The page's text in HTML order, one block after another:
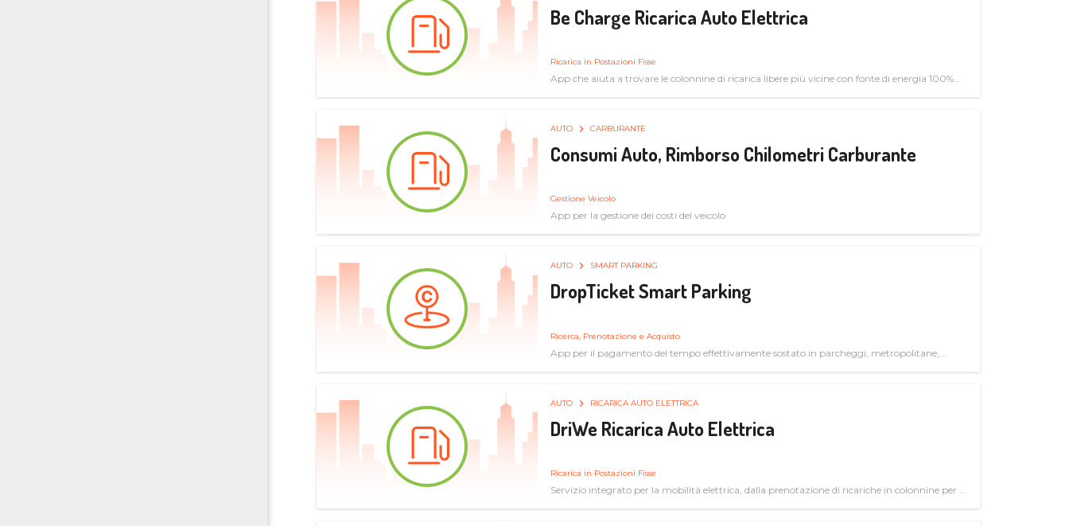
Be Charge Ricarica Auto Elettrica
Ricarica in Postazioni Fisse
App che aiuta a trovare le colonnine di ricarica libere più vicine con fonte di energia 100%
AUTO CARBURANTE
Consumi Auto, Rimborso Chilometri Carburante
Gestione Veicolo
App per la gestione dei costi del veicolo
AUTO SMART PARKING
DropTicket Smart Parking
Ricerca, Prenotazione e Acquisto
App per il pagamento del tempo effettivamente sostato in parcheggi, metropolitane,
AUTO RICARICA AUTO ELETTRICA
DriWe Ricarica Auto Elettrica
Ricarica in Postazioni Fisse
Servizio integrato per la mobilità elettrica, dalla prenotazione di ricariche in colonnine per il